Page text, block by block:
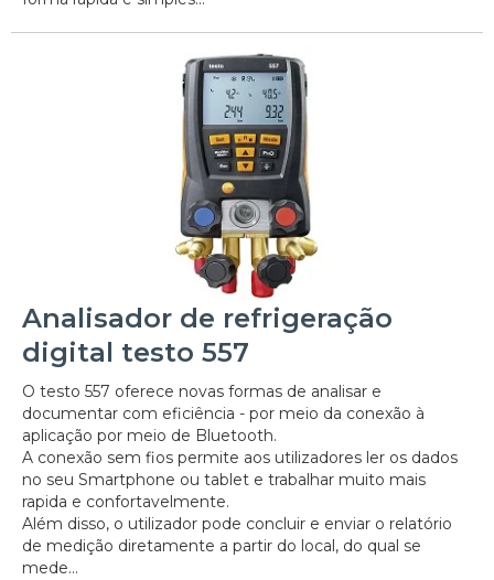
Analisador de refrigeração
digital testo 557
O testo 557 oferece novas formas de analisar e
documentar com eficiência - por meio da conexão à
aplicação por meio de Bluetooth.
A conexão sem fios permite aos utilizadores ler os dados
no seu Smartphone ou tablet e trabalhar muito mais
rapida e confortavelmente.
Além disso, o utilizador pode concluir e enviar o relatório
de medição diretamente a partir do local, do qual se
mede...